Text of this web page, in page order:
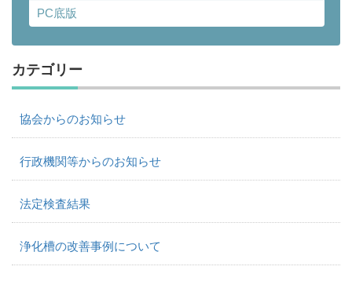
PC底版
カテゴリー
協会からのお知らせ
行政機関等からのお知らせ
法定検査結果
浄化槽の改善事例について